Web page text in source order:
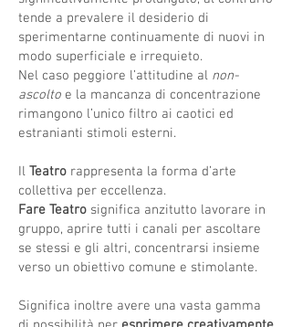
tende a prevalere il desiderio di
sperimentarne continuamente di nuovi in
modo superficiale e irrequieto.
Nel caso peggiore l’attitudine al non-
ascolto e la mancanza di concentrazione
rimangono l’unico filtro ai caotici ed
estranianti stimoli esterni.
Il Teatro rappresenta la forma d’arte
collettiva per eccellenza.
Fare Teatro significa anzitutto lavorare in
gruppo, aprire tutti i canali per ascoltare
se stessi e gli altri, concentrarsi insieme
verso un obiettivo comune e stimolante.
Significa inoltre avere una vasta gamma